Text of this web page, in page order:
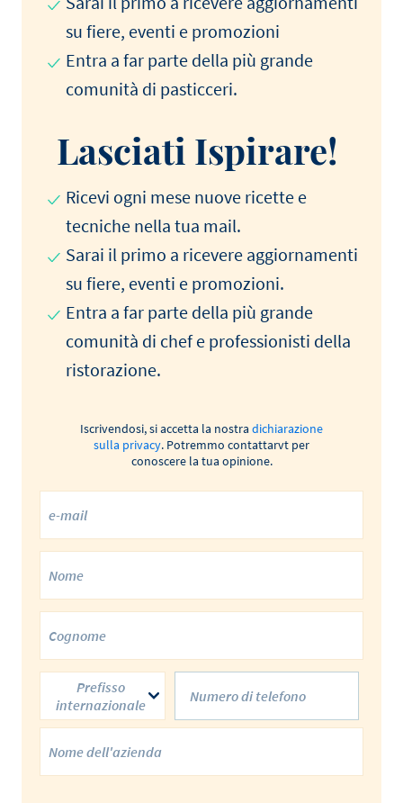
su fiere, eventi e promozioni
Entra a far parte della più grande
comunità di pasticceri.
Lasciati Ispirare!
Ricevi ogni mese nuove ricette e
tecniche nella tua mail.
Sarai il primo a ricevere aggiornamenti
su fiere, eventi e promozioni.
Entra a far parte della più grande
comunità di chef e professionisti della
ristorazione.
Iscrivendosi, si accetta la nostra dichiarazione
sulla privacy. Potremmo contattarvt per
conoscere la tua opinione.
Prefisso
internazionale